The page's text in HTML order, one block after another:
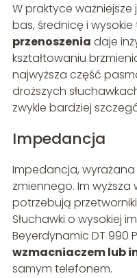
W praktyce ważniejsze
bas, średnicę i
przenoszenia daje
kształtowaniu
najwyższa część
droższych
zwykle bardziej
Impedancja
Impedancja,
zmiennego. Im
potrzebują
Słuchawki o wysokiej
Beyerdynamic DT 990
wzmacniaczem lub
samym telefonem.